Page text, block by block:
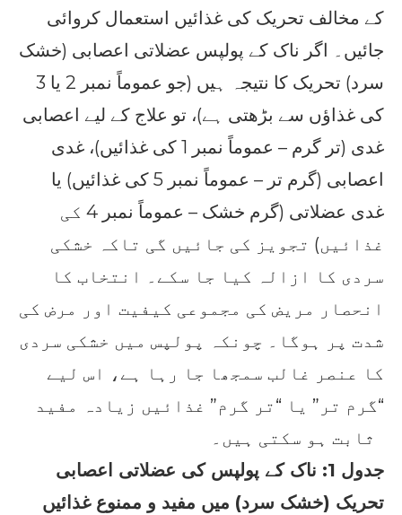
کے مخالف تحریک کی غذائیں استعمال کروائی
جائیں۔ اگر ناک کے پولپس عضلاتی اعصابی (خشک
سرد) تحریک کا نتیجہ ہیں (جو عموماً نمبر 2 یا 3
کی غذاؤں سے بڑھتی ہے)، تو علاج کے لیے اعصابی
غدی (تر گرم – عموماً نمبر 1 کی غذائیں)، غدی
اعصابی (گرم تر – عموماً نمبر 5 کی غذائیں) یا
غدی عضلاتی (گرم خشک – عموماً نمبر 4 کی
غذائیں) تجویز کی جائیں گی تاکہ خشکی
سردی کا ازالہ کیا جا سکے۔ انتخاب کا
انحصار مریض کی مجموعی کیفیت اور مرض کی
شدت پر ہوگا۔ چونکہ پولپس میں خشکی سردی
کا عنصر غالب سمجھا جا رہا ہے، اس لیے
“گرم تر” یا “تر گرم” غذائیں زیادہ مفید
جدول 1: ناک کے پولپس کی عضلاتی اعصابی
تحریک (خشک سرد) میں مفید و ممنوع غذائیں